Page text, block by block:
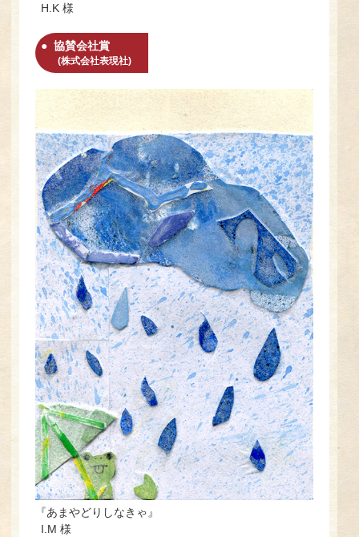
H.K 様
協賛会社賞
(株式会社表現社)
『あまやどりしなきゃ』
I.M 様